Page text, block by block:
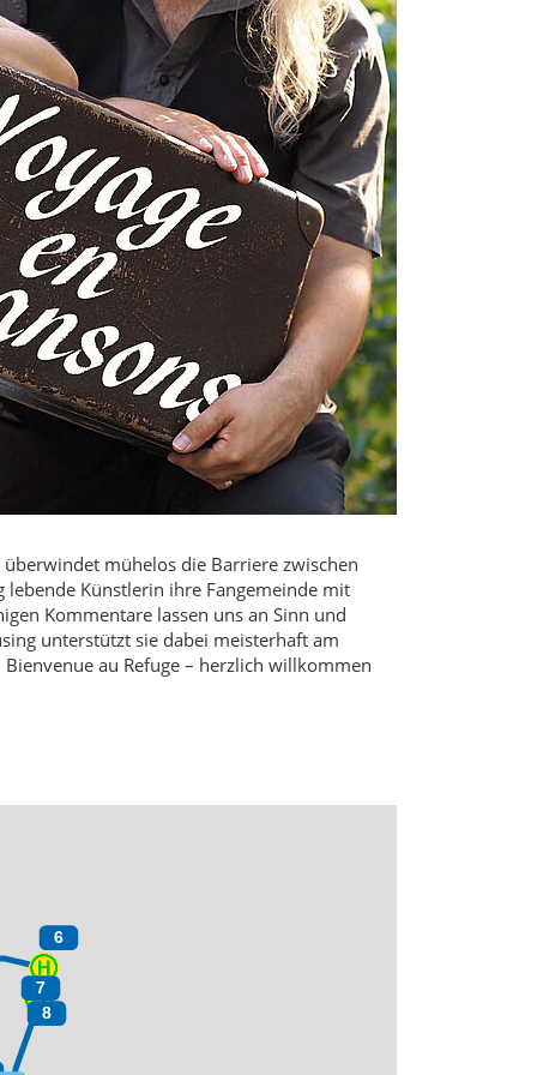
mühelos die Barriere zwischen
Künstlerin ihre Fangemeinde mit
Kommentare lassen uns an Sinn und
unterstützt sie dabei meisterhaft am
au Refuge – herzlich willkommen